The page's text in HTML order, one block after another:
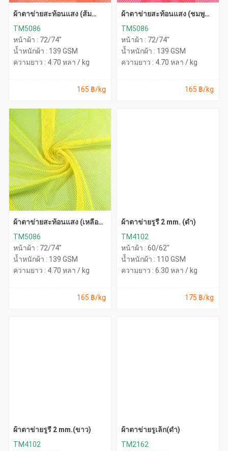
ผ้าตาข่ายสะท้อนแสง (ส้ม
TM5086
หน้าผ้า : 72/74"
น้ำหนักผ้า : 139 GSM
ความยาว : 4.70 หลา / kg
165 ฿/kg
ผ้าตาข่ายสะท้อนแสง (ชมพู
TM5086
หน้าผ้า : 72/74"
น้ำหนักผ้า : 139 GSM
ความยาว : 4.70 หลา / kg
165 ฿/kg
ผ้าตาข่ายสะท้อนแสง (เหลือง
TM5086
หน้าผ้า : 72/74"
น้ำหนักผ้า : 139 GSM
ความยาว : 4.70 หลา / kg
165 ฿/kg
ผ้าตาข่ายรูรี 2 mm. (ดำ)
TM4102
หน้าผ้า : 60/62"
น้ำหนักผ้า : 110 GSM
ความยาว : 6.30 หลา / kg
175 ฿/kg
ผ้าตาข่ายรูรี 2 mm.(ขาว)
TM4102
ผ้าตาข่ายรูเล็ก(ดำ)
TM2162